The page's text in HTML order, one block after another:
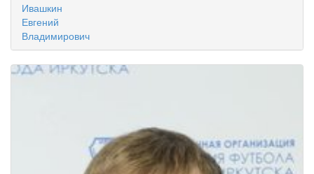
Ивашкин
Евгений
Владимирович